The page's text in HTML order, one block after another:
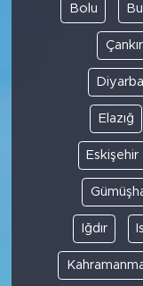
Bolu
Elazığ
Eskişehir
Iğdır